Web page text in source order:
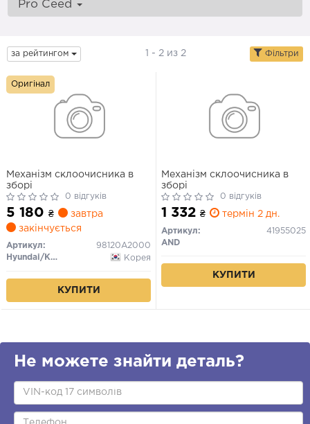
Pro Ceed
за рейтингом 1 - 2 из 2 Фільтри
Механізм склоочисника в
зборі
0 відгуків
5 180 ₴
завтра
закінчується
Артикул:
98120A2000
Hyundai/Kia/Mobis
Корея
КУПИТИ
Оригінал
Механізм склоочисника в
зборі
0 відгуків
1 332 ₴ термін 2 дн.
Артикул:
41955025
AND
КУПИТИ
Не можете знайти деталь?